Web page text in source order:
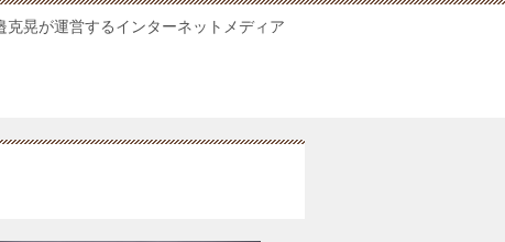
晃が運営するインターネットメディア